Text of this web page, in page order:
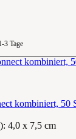
3 Tage
kombiniert, 50
4,0 x 7,5 cm